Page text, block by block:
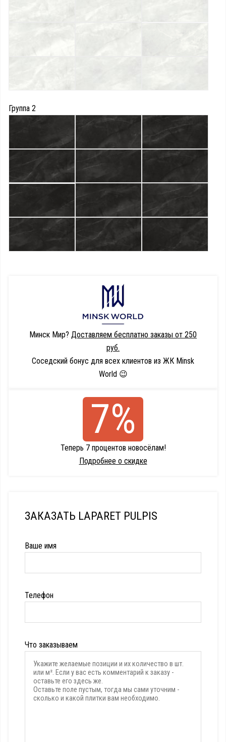
Группа 2
Минск Мир? Доставляем бесплатно заказы от 250
руб.
Соседский бонус для всех клиентов из ЖК Minsk
World 😉
7%
Теперь 7 процентов новосёлам!
Подробнее о скидке
ЗАКАЗАТЬ LAPARET PULPIS
Ваше имя
Телефон
Что заказываем